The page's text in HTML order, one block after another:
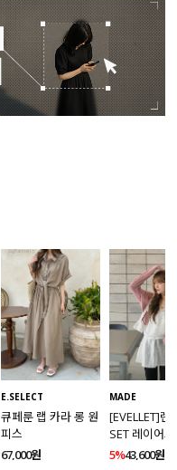
E.SELECT
큐페룬 랩 카라 롱 원
피스
67,000원
MADE
[EVELLET]렌
SET 레이어
스
5%43,600원